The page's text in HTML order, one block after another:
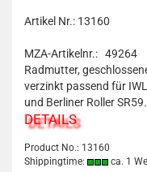
Artikel Nr.: 13160
MZA-Artikelnr.: 49264
Radmutter,
verzinkt passend für
und Berliner Roller SR59.
DETAILS
Product No.: 13160
Shippingtime:
ca. 1